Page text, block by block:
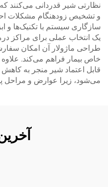
نظارتی شیر قدردانی می‌کنند که
و تشخیص زودهنگام مشکلات
سازگاری سیستم با تکنیک‌ها و
یک انتخاب عملی برای مراکز
طراحی ماژولار آن امکان
خاص بیمار فراهم می‌کند.
قابل اعتماد شیر منجر به
می‌شود، زیرا عوارض و مراحل